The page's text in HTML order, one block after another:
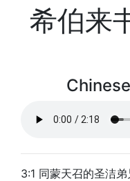
希伯来
3:1 同蒙天召的圣洁